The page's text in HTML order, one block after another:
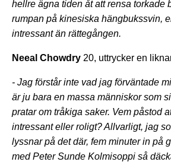
hellre ägna tiden åt att rensa torkade
rumpan på kinesiska hängbukssvin,
intressant än rättegången.
Neeal Chowdry 20, uttrycker en
- Jag förstår inte vad jag förväntade
är ju bara en massa människor som
pratar om tråkiga saker. Vem påstod
intressant eller roligt? Allvarligt, jag
lyssnar på det där, fem minuter in på
med Peter Sunde Kolmisoppi så